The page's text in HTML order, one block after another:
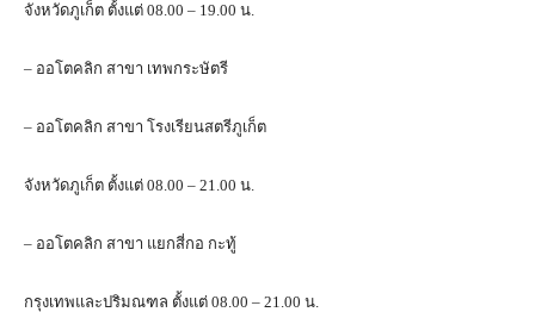
จังหวัดภูเก็ต ตั้งแต่ 08.00 – 19.00 น.
– ออโตคลิก สาขา เทพกระษัตรี
– ออโตคลิก สาขา โรงเรียนสตรีภูเก็ต
จังหวัดภูเก็ต ตั้งแต่ 08.00 – 21.00 น.
– ออโตคลิก สาขา แยกสี่กอ กะทู้
กรุงเทพและปริมณฑล ตั้งแต่ 08.00 – 21.00 น.